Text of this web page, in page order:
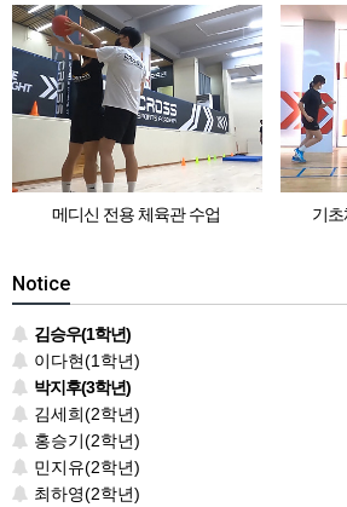
메디신 전용 체육관 수업 기
Notice
김승우(1학년)
이다현(1학년)
박지후(3학년)
김세희(2학년)
홍승기(2학년)
민지유(2학년)
최하영(2학년)